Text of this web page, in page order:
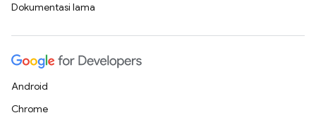
Dokumentasi lama
Android
Chrome